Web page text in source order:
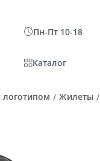
Пн-Пт 10-18
Каталог
логотипом / Жилеты /